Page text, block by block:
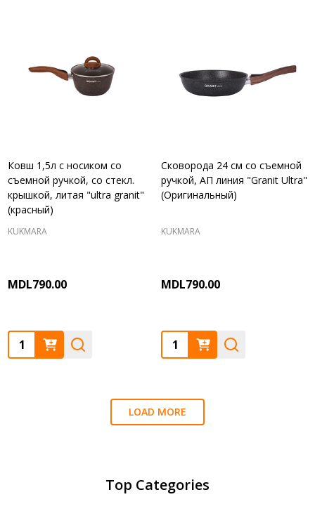
Ковш 1,5л с носиком со
съемной ручкой, со стекл.
крышкой, литая "ultra granit"
(красный)
KUKMARA
MDL790.00
Quantity:
Сковорода 24 см со съемной
ручкой, АП линия "Granit Ultra"
(Оригинальный)
KUKMARA
MDL790.00
Quantity:
LOAD MORE
Top Categories